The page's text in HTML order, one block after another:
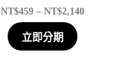
NT$459 – NT$2,140
立即分期